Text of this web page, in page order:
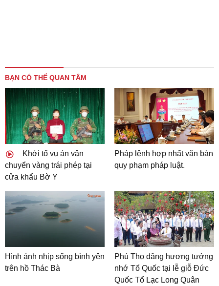
BẠN CÓ THỂ QUAN TÂM
Khởi tố vụ án vận
chuyển vàng trái phép tại
cửa khẩu Bờ Y
Pháp lệnh hợp nhất văn bản
quy phạm pháp luật.
Hình ảnh nhịp sống bình yên
trên hồ Thác Bà
Phú Thọ dâng hương tưởng
nhớ Tổ Quốc tại lễ giỗ Đức
Quốc Tổ Lạc Long Quân